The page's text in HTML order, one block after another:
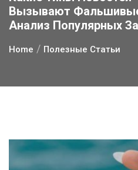
Вызывают
Анализ Популярных
Home Полезные Статьи